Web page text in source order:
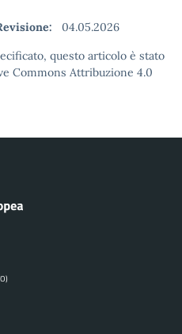
04.05.2026
questo articolo è stato
Commons Attribuzione 4.0